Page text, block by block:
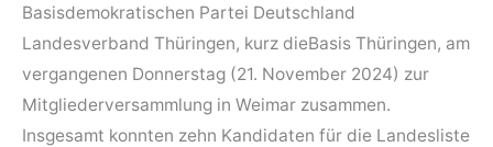
Basisdemokratischen Partei Deutschland
Landesverband Thüringen, kurz dieBasis Thüringen, am
vergangenen Donnerstag (21. November 2024) zur
Mitgliederversammlung in Weimar zusammen.
Insgesamt konnten zehn Kandidaten für die Landesliste